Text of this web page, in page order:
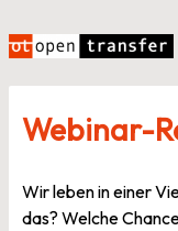
Inhalt
springen
Webinar-
Wir leben in einer
das? Welche